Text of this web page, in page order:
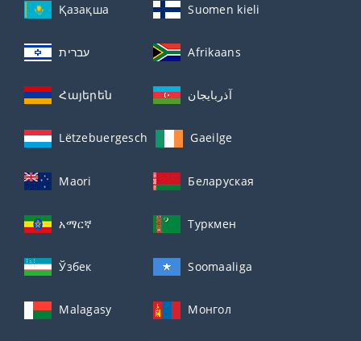
Қазақша Suomen kieli
עברית Afrikaans
Հայերեն آذربايجان
Lëtzebuergesch Gaeilge
Maori Беларуская
አማርኛ Туркмен
Ўзбек Soomaaliga
Malagasy Монгол